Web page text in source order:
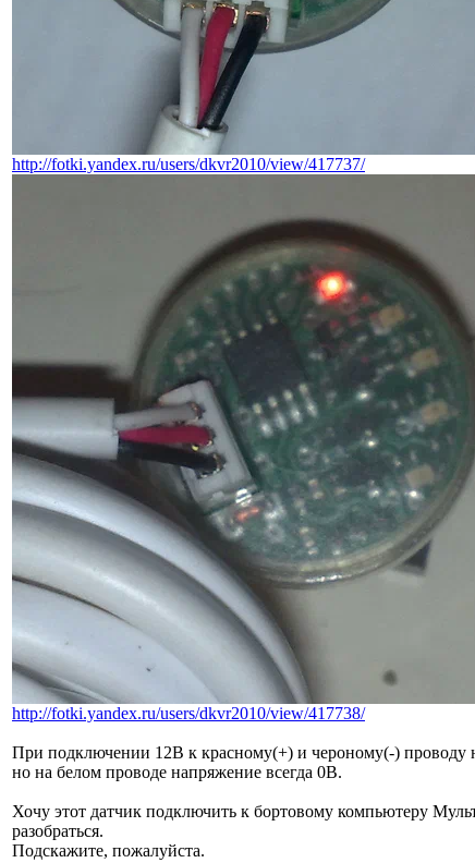
http://fotki.yandex.ru/users/dkvr2010/view/417737/
http://fotki.yandex.ru/users/dkvr2010/view/417738/
При подключении 12В к красному(+) и чероному(-) проводу
но на белом проводе напряжение всегда 0В.
Хочу этот датчик подключить к бортовому компьютеру
разобраться.
Подскажите, пожалуйста.